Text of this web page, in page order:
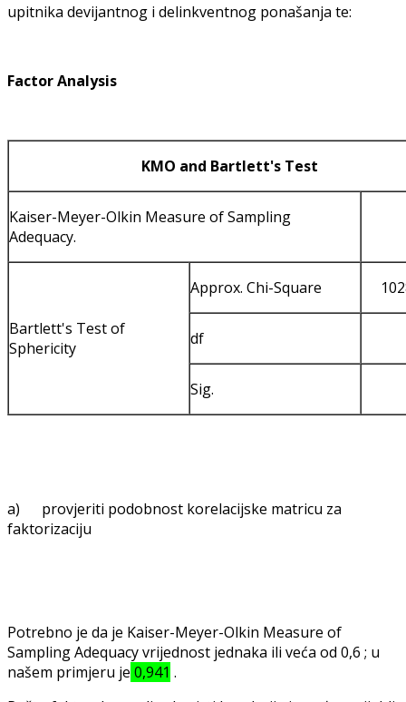
upitnika devijantnog i delinkventnog ponašanja te:
Factor Analysis
KMO and Bartlett's Test
Kaiser-Meyer-Olkin Measure of Sampling
Adequacy.
Bartlett's Test of
Sphericity
Approx. Chi-Square
df
Sig.
a) provjeriti podobnost korelacijske matricu za
faktorizaciju
Potrebno je da je Kaiser-Meyer-Olkin Measure of
Sampling Adequacy vrijednost jednaka ili veća od 0,6 ; u
našem primjeru je 0,941 .